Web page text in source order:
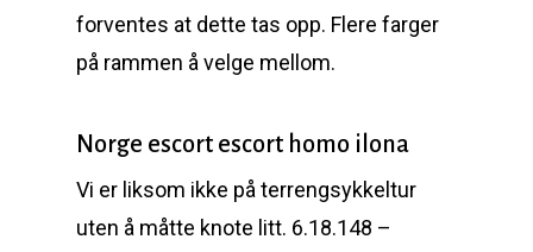
forventes at dette tas opp. Flere farger
på rammen å velge mellom.
Norge escort escort homo ilona
Vi er liksom ikke på terrengsykkeltur
uten å måtte knote litt. 6.18.148 –